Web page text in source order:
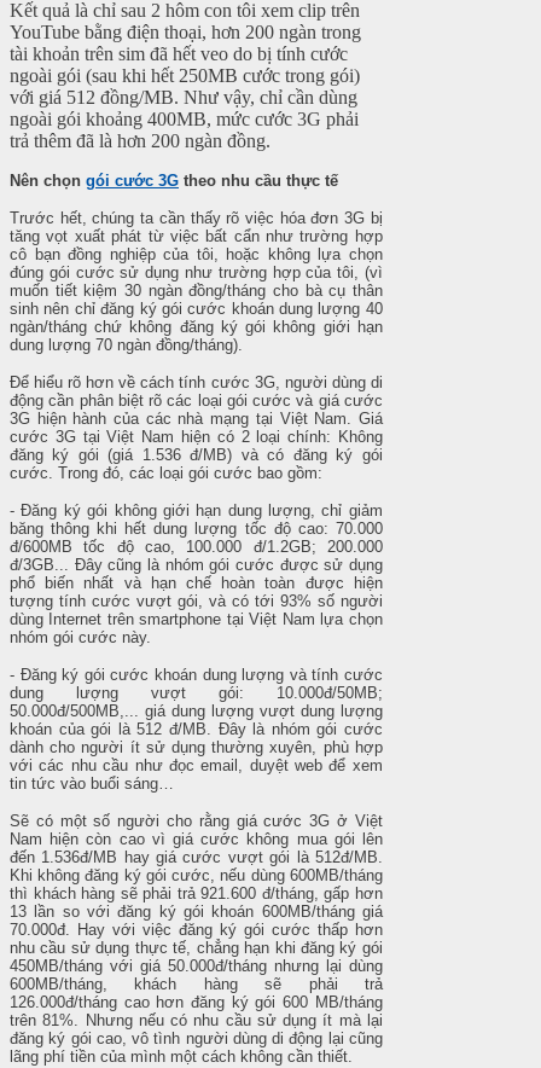
Kết quả là chỉ sau 2 hôm con tôi xem clip trên
YouTube bằng điện thoại, hơn 200 ngàn trong
tài khoản trên sim đã hết veo do bị tính cước
ngoài gói (sau khi hết 250MB cước trong gói)
với giá 512 đồng/MB. Như vậy, chỉ cần dùng
ngoài gói khoảng 400MB, mức cước 3G phải
trả thêm đã là hơn 200 ngàn đồng.
Nên chọn gói cước 3G theo nhu cầu thực tế
Trước hết, chúng ta cần thấy rõ việc hóa đơn 3G bị
tăng vọt xuất phát từ việc bất cẩn như trường hợp
cô bạn đồng nghiệp của tôi, hoặc không lựa chọn
đúng gói cước sử dụng như trường hợp của tôi, (vì
muốn tiết kiệm 30 ngàn đồng/tháng cho bà cụ thân
sinh nên chỉ đăng ký gói cước khoán dung lượng 40
ngàn/tháng chứ không đăng ký gói không giới hạn
dung lượng 70 ngàn đồng/tháng).
Để hiểu rõ hơn về cách tính cước 3G, người dùng di
động cần phân biệt rõ các loại gói cước và giá cước
3G hiện hành của các nhà mạng tại Việt Nam. Giá
cước 3G tại Việt Nam hiện có 2 loại chính: Không
đăng ký gói (giá 1.536 đ/MB) và có đăng ký gói
cước. Trong đó, các loại gói cước bao gồm:
- Đăng ký gói không giới hạn dung lượng, chỉ giảm
băng thông khi hết dung lượng tốc độ cao: 70.000
đ/600MB tốc độ cao, 100.000 đ/1.2GB; 200.000
đ/3GB... Đây cũng là nhóm gói cước được sử dụng
phổ biến nhất và hạn chế hoàn toàn được hiện
tượng tính cước vượt gói, và có tới 93% số người
dùng Internet trên smartphone tại Việt Nam lựa chọn
nhóm gói cước này.
- Đăng ký gói cước khoán dung lượng và tính cước
dung lượng vượt gói: 10.000đ/50MB;
50.000đ/500MB,... giá dung lượng vượt dung lượng
khoán của gói là 512 đ/MB. Đây là nhóm gói cước
dành cho người ít sử dụng thường xuyên, phù hợp
với các nhu cầu như đọc email, duyệt web để xem
tin tức vào buổi sáng…
Sẽ có một số người cho rằng giá cước 3G ở Việt
Nam hiện còn cao vì giá cước không mua gói lên
đến 1.536đ/MB hay giá cước vượt gói là 512đ/MB.
Khi không đăng ký gói cước, nếu dùng 600MB/tháng
thì khách hàng sẽ phải trả 921.600 đ/tháng, gấp hơn
13 lần so với đăng ký gói khoán 600MB/tháng giá
70.000đ. Hay với việc đăng ký gói cước thấp hơn
nhu cầu sử dụng thực tế, chẳng hạn khi đăng ký gói
450MB/tháng với giá 50.000đ/tháng nhưng lại dùng
600MB/tháng, khách hàng sẽ phải trả
126.000đ/tháng cao hơn đăng ký gói 600 MB/tháng
trên 81%. Nhưng nếu có nhu cầu sử dụng ít mà lại
đăng ký gói cao, vô tình người dùng di động lại cũng
lãng phí tiền của mình một cách không cần thiết.